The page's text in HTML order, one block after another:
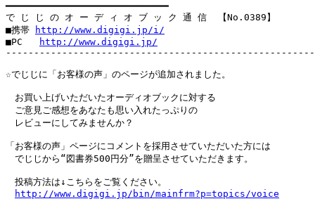
━━━━━━━━━━━━━━━━━━━━━━━━━━━━━
で じ じ の オ ー デ ィ オ ブ ッ ク 通 信  【No.0389】
■携帯
http://www.digigi.jp/i/
■PC
http://www.digigi.jp/
☆でじじに「お客様の声」のページが追加されました。
お買い上げいただいたオーディオブックに対する
ご意見ご感想をあなたも思い入れたっぷりの
レビューにしてみませんか？
「お客様の声」ページにコメントを採用させていただいた方には
でじじから“図書券500円分”を贈呈させていただきます。
投稿方法は↓こちらをご覧ください。
http://www.digigi.jp/bin/mainfrm?p=topics/voice